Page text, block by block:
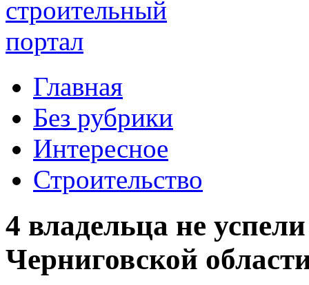
Главная
Без рубрики
Интересное
Строительство
4 владельца не
Черниговской